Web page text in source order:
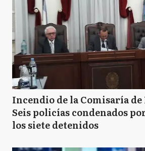
Incendio de la Comisaría
Seis policías condenados
los siete detenidos